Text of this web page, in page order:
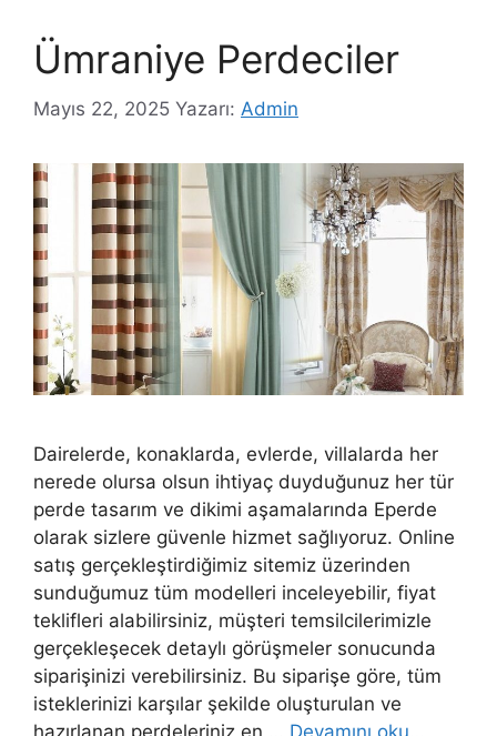
Ümraniye Perdeciler
Mayıs 22, 2025 Yazarı: Admin
Dairelerde, konaklarda, evlerde, villalarda her
nerede olursa olsun ihtiyaç duyduğunuz her tür
perde tasarım ve dikimi aşamalarında Eperde
olarak sizlere güvenle hizmet sağlıyoruz. Online
satış gerçekleştirdiğimiz sitemiz üzerinden
sunduğumuz tüm modelleri inceleyebilir, fiyat
teklifleri alabilirsiniz, müşteri temsilcilerimizle
gerçekleşecek detaylı görüşmeler sonucunda
siparişinizi verebilirsiniz. Bu siparişe göre, tüm
isteklerinizi karşılar şekilde oluşturulan ve